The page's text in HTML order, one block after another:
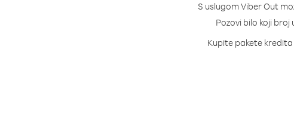
S uslugom Viber Out
Pozovi bilo koji broj
Kupite pakete kredita